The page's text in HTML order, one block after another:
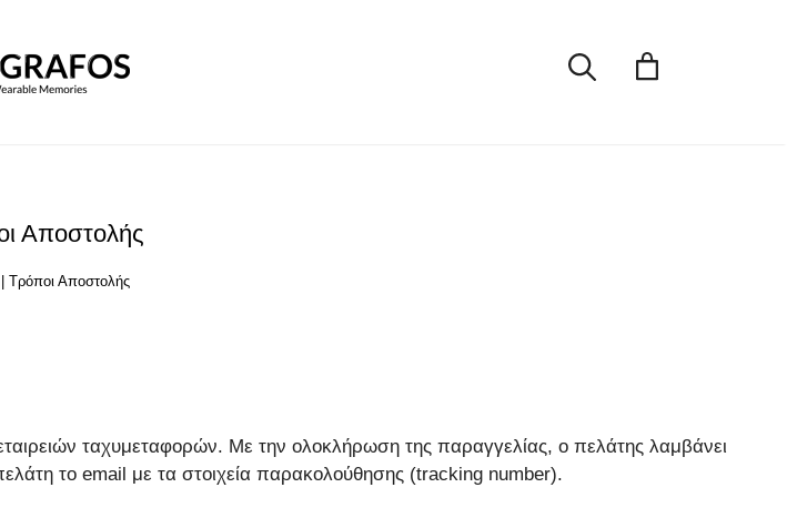
Αποστολής
| Τρόποι Αποστολής
ταχυμεταφορών. Με την ολοκλήρωση της παραγγελίας, ο πελάτης λαμβάνει
το email με τα στοιχεία παρακολούθησης (tracking number).